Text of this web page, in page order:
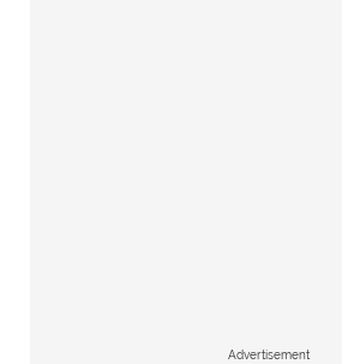
Advertisement